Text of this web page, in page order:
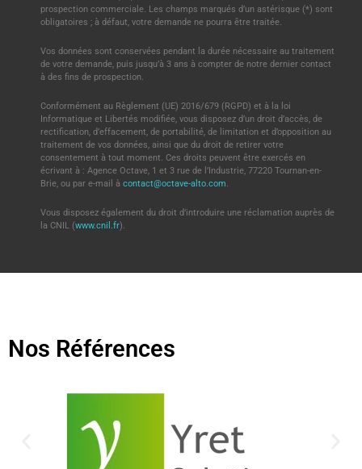
prospection commerciale. Les champs marqués d’un astérisque (*) sont
obligatoires ; à défaut, votre demande ne pourra être traitée.
Vos données sont conservées pendant la durée nécessaire au traitement
de votre demande, puis jusqu’à 3 ans à compter de notre dernier contact
à des fins de prospection.
Conformément au Règlement (UE) 2016/679 (RGPD) et à la loi
Informatique et Libertés modifiée, vous disposez d’un droit d’accès, de
rectification, d’effacement, de portabilité, de limitation et d’opposition au
traitement de vos données, ainsi que du droit de retirer votre
consentement à tout moment. Ces droits peuvent être exercés en
écrivant à : Agence Octave, 1 et 3 rue de l’Industrie, 77220 Tournan-en-
Brie, ou par e-mail à contact@octave-alto.com.
Vous disposez également du droit d’introduire une réclamation auprès de
la CNIL (www.cnil.fr).
Nos Références